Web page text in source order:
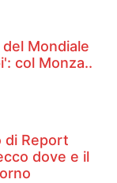
Mondiale
col Monza..
di Report
dove e il